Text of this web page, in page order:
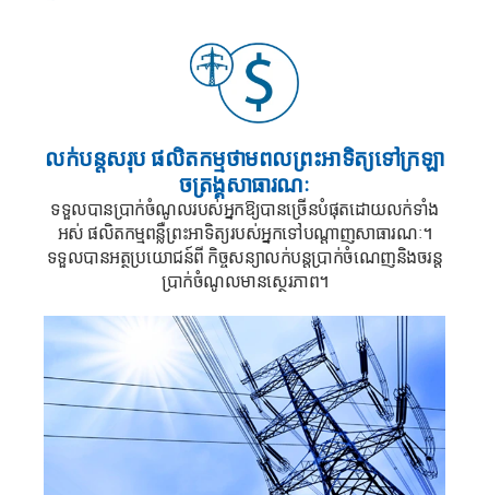
លក់បន្តសរុប ផលិតកម្មថាមពលព្រះអាទិត្យទៅក្រឡា
ចត្រង្គសាធារណៈ
ទទួលបានប្រាក់ចំណូលរបស់អ្នកឱ្យបានច្រើនបំផុតដោយលក់ទាំង
អស់ ផលិតកម្មពន្លឺព្រះអាទិត្យរបស់អ្នកទៅបណ្តាញសាធារណៈ។
ទទួលបានអត្ថប្រយោជន៍ពី កិច្ចសន្យាលក់បន្តប្រាក់ចំណេញនិងចរន្ត
ប្រាក់ចំណូលមានស្ថេរភាព។